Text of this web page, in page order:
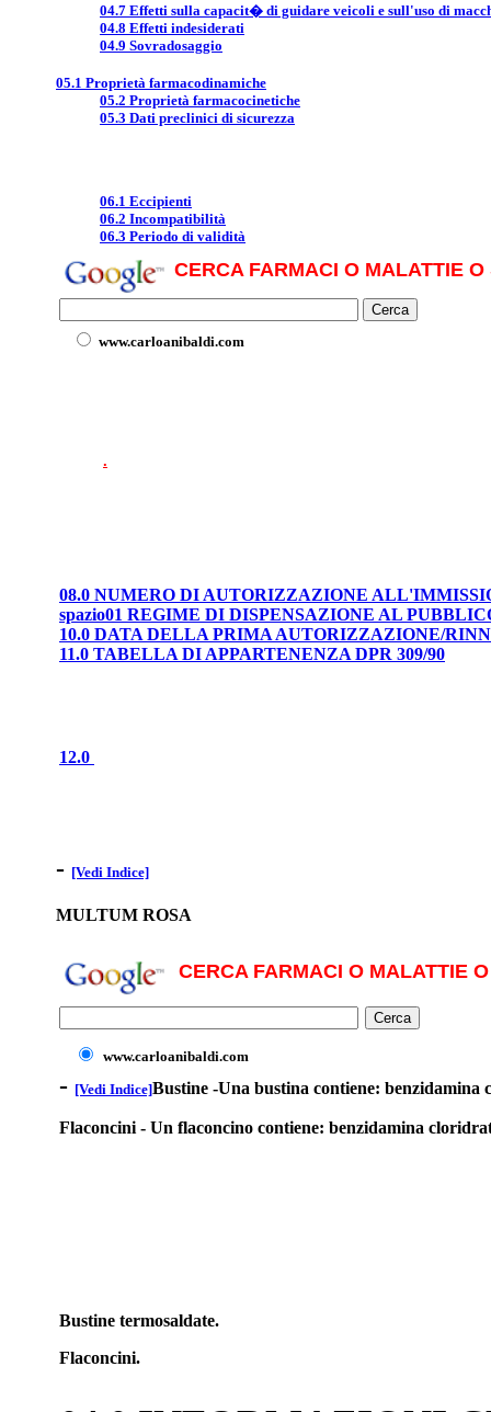
04.7 Effetti sulla capacit� di guidare veicoli e sull'uso di
04.8 Effetti indesiderati
04.9 Sovradosaggio
05.1 Proprietà farmacodinamiche
05.2 Proprietà farmacocinetiche
05.3 Dati preclinici di sicurezza
06.1 Eccipienti
06.2 Incompatibilità
06.3 Periodo di validità
CERCA FARMACI O MALATTIE
www.carloanibaldi.com
.
08.0 NUMERO DI AUTORIZZAZIONE
spazio01 REGIME DI DISPENSAZIONE AL
10.0 DATA DELLA PRIMA AUTORIZZAZIONE/
11.0 TABELLA DI APPARTENENZA DPR 309/90
12.0
- [Vedi Indice]
MULTUM ROSA
CERCA FARMACI O MALATTIE
www.carloanibaldi.com
- [Vedi Indice]Bustine -Una bustina contiene: benzidamina
Flaconcini - Un flaconcino contiene: benzidamina
Bustine termosaldate.
Flaconcini.